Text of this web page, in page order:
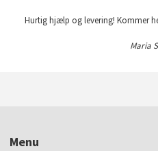
Hurtig hjælp og levering! Kommer
Maria
Menu